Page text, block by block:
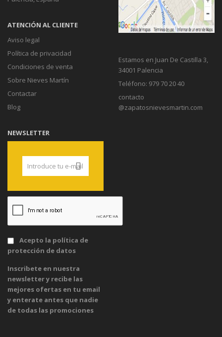
ATENCIÓN AL CLIENTE
Aviso legal
Política de privacidad
Condiciones de venta
Sobre Nieves Martín
Contactar
Blog
Estamos en Juan De Castilla 3,
34001 Palencia
Teléfono: 979 70 20 40
contacto
@zapatosnievesmartin.com
NEWSLETTER
Acepto la política de
protección de datos
Inscribete en nuestra
newsletter y recibe las
mejores ofertas en tu email
y enterate antes que nadie
de todas las promociones